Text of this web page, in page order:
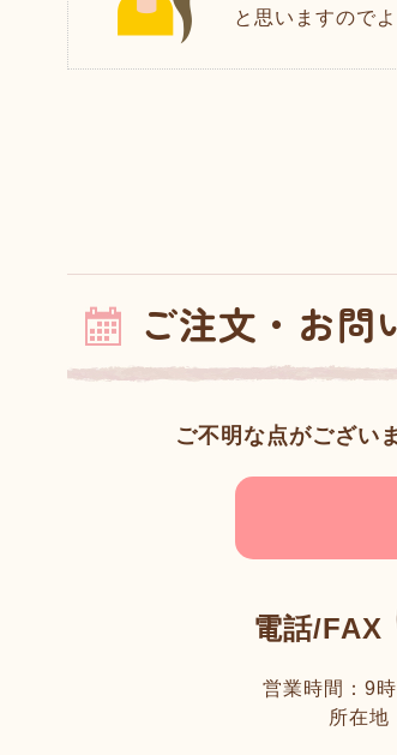
と思いますので
ご注文・お問
ご不明な点がござい
電話/FAX
営業時間：9
所在地